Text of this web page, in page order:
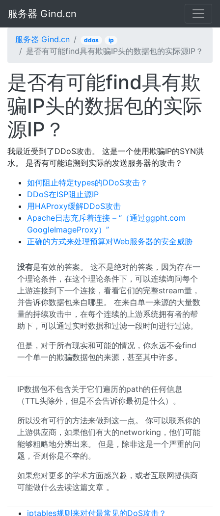
服务器 Gind.cn
服务器 Gind.cn ddos ip
是否有可能find具有欺骗IP头的数据包的实际源IP？
是否有可能find具有欺
骗IP头的数据包的实际
源IP？
我最近受到了DDoS攻击。 这是一个使用欺骗IP的SYN洪
水。 是否有可能追溯到实际的发送服务器的攻击？
如何阻止特定types的DDoS攻击？
DDoS在ISP阻止源IP
用HAProxy缓解DDoS攻击
Apache日志充斥着连接 – “（通过ggpht.com
GoogleImageProxy）”
正确的方式来处理预算对Web服务器的安全威胁
没有是有效的答案。 这不是绝对的答案，因为存在一
个理论条件，在这个理论条件下，可以连续询问每个
上游连接到下一个连接，看看它们的完整stream量，
并告诉你数据包来自哪里。 在来自单一来源的大量数
量的持续攻击中，在每个连续的上游系统拥有者的帮
助下，可以通过实时数据和过滤一段时间进行过滤。
但是，对于所有现实和可能的情况，你永远不会find
一个单一的欺骗数据包的来源，甚至其中许多。
IP数据包不包含关于它们遍历的path的任何信息
（TTL头除外，但是不会告诉你最初是什么）。
所以没有可行的方法来做到这一点。 你可以联系你的
上游供应商，如果他们有大的networking，他们可能
能够粗略地分辨出来。 但是，除非这是一个严重的问
题，否则你是不幸的。
如果您对更多的学术方面感兴趣，或者互联网提供商
可能做什么去读这篇文章 。
iptables规则来对付最常见的DoS攻击？